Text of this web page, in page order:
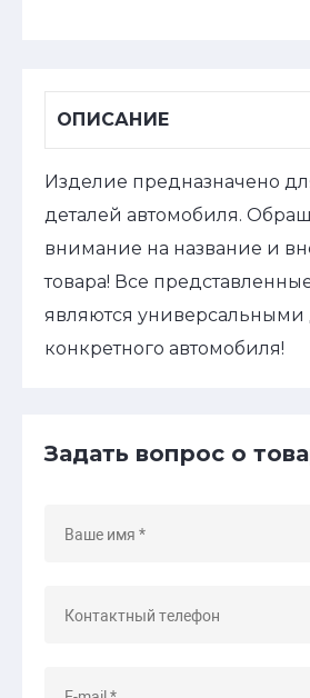
ОПИСАНИЕ
Изделие предназначено
деталей автомобиля.
внимание на название и
товара! Все
являются универсальными
конкретного автомобиля!
Задать вопрос о